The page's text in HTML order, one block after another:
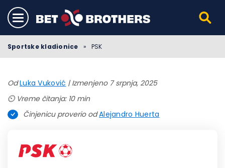
Sportske kladionice » PSK
OdLuka Vuković |Izmenjeno 7 srpnja, 2025
⏲️ Vreme čitanja: 10 min
Činjenicu proverio odAlejandro Huerta